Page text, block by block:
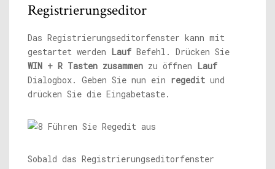
Registrierungseditor
Das Registrierungseditorfenster kann mit
gestartet werden Lauf Befehl. Drücken Sie
WIN + R Tasten zusammen zu öffnen Lauf
Dialogbox. Geben Sie nun ein regedit und
drücken Sie die Eingabetaste.
Sobald das Registrierungseditorfenster